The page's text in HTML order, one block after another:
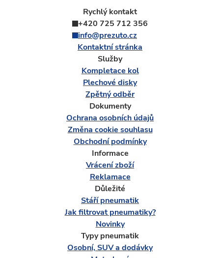
Rychlý kontakt
+420 725 712 356
info@prezuto.cz
Kontaktní stránka
Služby
Kompletace kol
Plechové disky
Zpětný odběr
Dokumenty
Ochrana osobních údajů
Změna cookie souhlasu
Obchodní podmínky
Informace
Vrácení zboží
Reklamace
Důležité
Stáří pneumatik
Jak filtrovat pneumatiky?
Novinky
Typy pneumatik
Osobní, SUV a dodávky